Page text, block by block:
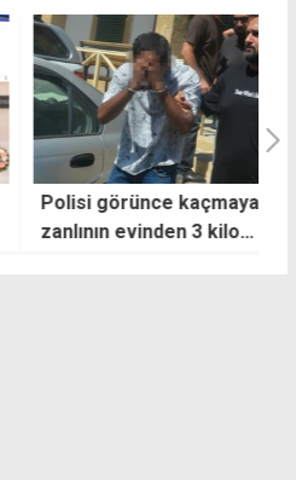
görünce kaçmaya çalışan
evinden 3 kilo